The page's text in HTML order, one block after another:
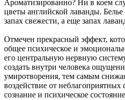
Ароматизированно? Ни в коем
цветы английской лаванды.
запах свежести, а еще запах
Отмечен прекрасный эффект,
общее психическое и
его центральную нервную
создать внутри человека
умиротворения, тем самым
воздействие от неблагоприятных
сознание и психическое